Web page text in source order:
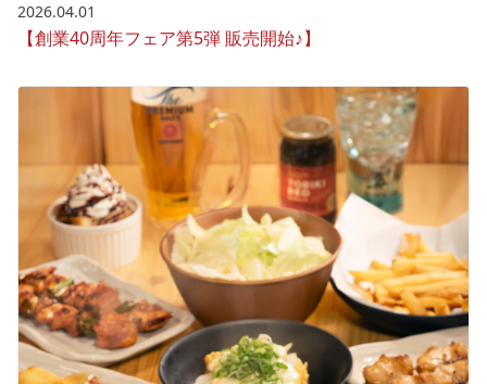
2026.04.01
【創業40周年フェア第5弾 販売開始♪】